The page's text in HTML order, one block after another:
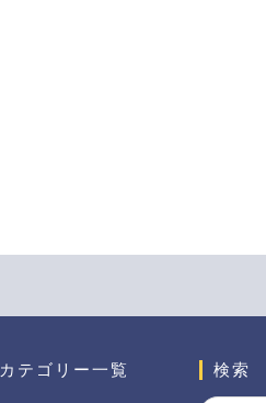
カテゴリー一覧 検索